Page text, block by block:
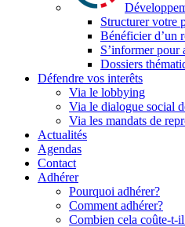
Structurer votre
Bénéficier d’un
S’informer pour
Dossiers
Défendre vos interêts
Via le lobbying
Via le dialogue social
Via les mandats de
Actualités
Agendas
Contact
Adhérer
Pourquoi adhérer?
Comment adhérer?
Combien cela coûte-t-